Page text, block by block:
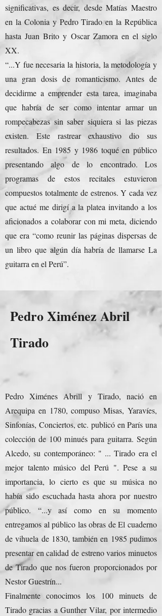
significativas, es decir, desde Matías Maestro
en la Colonia y Pedro Tirado en la República
hasta Juan Brito y Oscar Zamora en el siglo
XX.
“...Y fue necesaria la historia, la metodología y
una gran dosis de romanticismo. Antes de
decidirme a emprender esta tarea, imaginaba
que habría de ser como intentar armar un
rompecabezas sin saber siquiera si las piezas
existen. Este rastrear exhaustivo dio sus
resultados. En 1985 y 1986 toqué en público
presentando algo de lo encontrado. Los
programas de estos recitales estuvieron
compuestos totalmente de estrenos. Y cada vez
que actué me dirigí a la platea invitando a los
aficionados a colaborar con mi meta, diciendo
que era “como reunir las páginas dispersas de
un libro que algún día habría de llamarse La
guitarra en el Perú”.
Pedro Ximénez Abril
Tirado
Pedro Ximénes Abrill y Tirado, nació en
Arequipa en 1780, compuso Misas, Yaravíes,
Sinfonías, Conciertos, etc. publicó en París una
colección de 100 minués para guitarra. Según
Alcedo, su contemporáneo: " ... Tirado era el
mejor talento músico del Perú ". Pese a su
importancia, lo cierto es que su música no
había sido escuchada hasta ahora por nuestro
público. “...y así como en su momento
entregamos al público las obras de El cuaderno
de vihuela de 1830, también en 1985 pudimos
presentar en calidad de estreno varios minuetos
de Tirado que nos fueron proporcionados por
Nestor Guestrín...
Finalmente conocimos los 100 minuets de
Tirado gracias a Gunther Vilar, por intermedio